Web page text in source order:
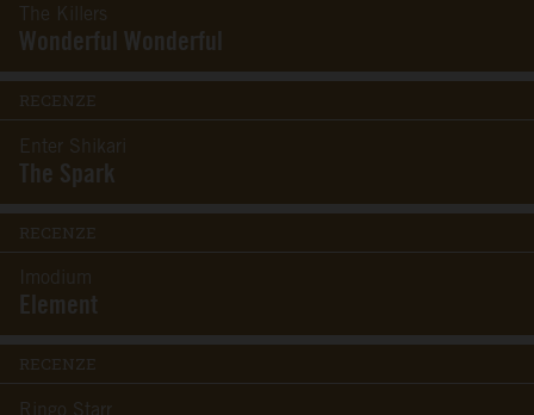
The Killers
Wonderful Wonderful
RECENZE
Enter Shikari
The Spark
RECENZE
Imodium
Element
RECENZE
Ringo Starr